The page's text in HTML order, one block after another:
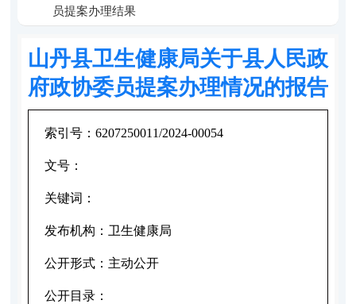
员提案办理结果
山丹县卫生健康局关于县人民政
府政协委员提案办理情况的报告
索引号： 6207250011/2024-00054
文号：
关键词：
发布机构： 卫生健康局
公开形式： 主动公开
公开目录：